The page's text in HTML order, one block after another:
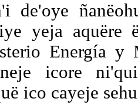
de'oye
yeja aquëre
Energía y
icore
ico cayeje